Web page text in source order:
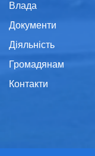
Влада
Документи
Діяльність
Громадянам
Контакти